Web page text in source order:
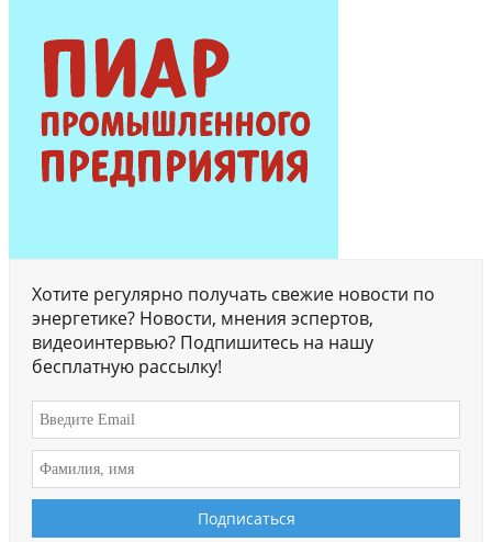
Хотите регулярно получать свежие новости по
энергетике? Новости, мнения эспертов,
видеоинтервью? Подпишитесь на нашу
бесплатную рассылку!